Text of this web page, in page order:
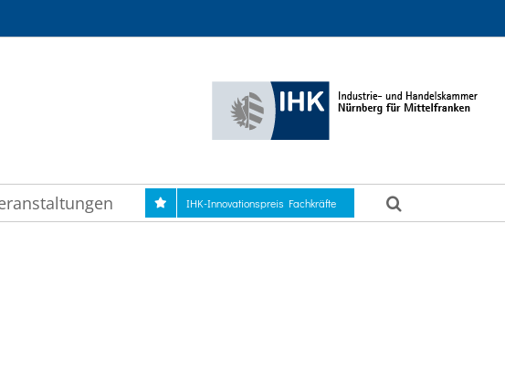
IHK-Innovationspreis Fachkräfte